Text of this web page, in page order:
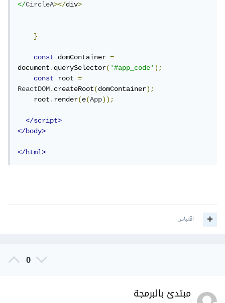
</CircleA></div>
}
const domContainer =
document.querySelector('#app_code');
const
root =
ReactDOM.createRoot(domContainer);
    root
.render(e(App));
</script>
</body>
</html>
اقتباس
0
مبتدئ بالبرمجة